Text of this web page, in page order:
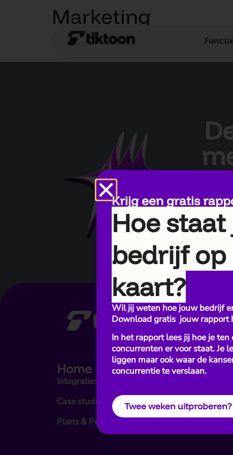
Marketing
Home
Integraties
Case studies
Plans & Prijzen
Links
Nieuws
Krijg een gratis
Hoe
bedrijf op
kaart?
Wil jij weten hoe jouw bedrijf
Download gratis jouw rapport
In het rapport lees jij hoe je ten
concurrenten er voor staat. Je
liggen maar ook waar de
concurrentie te verslaan.
Twee weken uitproberen?